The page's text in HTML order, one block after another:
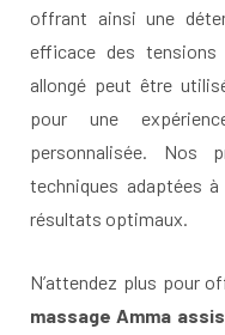
offrant ainsi une
efficace des tensions
allongé peut être
pour une
personnalisée. Nos
techniques adaptées
résultats optimaux.
N’attendez plus pour
massage Amma assis